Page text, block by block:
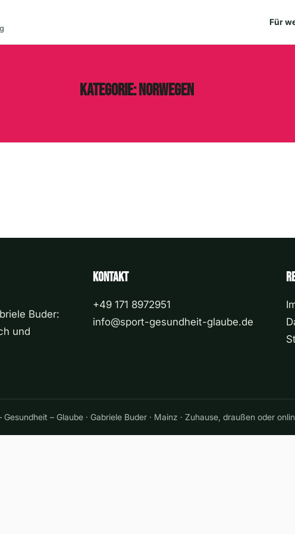
Für
Kategorie:Norwegen
Buder:
und
Kontakt
+49 171 8972951
info@sport-gesundheit-glaube.de
Gesundheit – Glaube · Gabriele Buder · Mainz · Zuhause, draußen oder